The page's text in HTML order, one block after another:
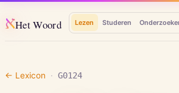
אHet Woord Lezen Studeren
← Lexicon · G0124